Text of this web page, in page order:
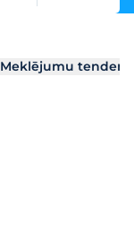
Meklējumu